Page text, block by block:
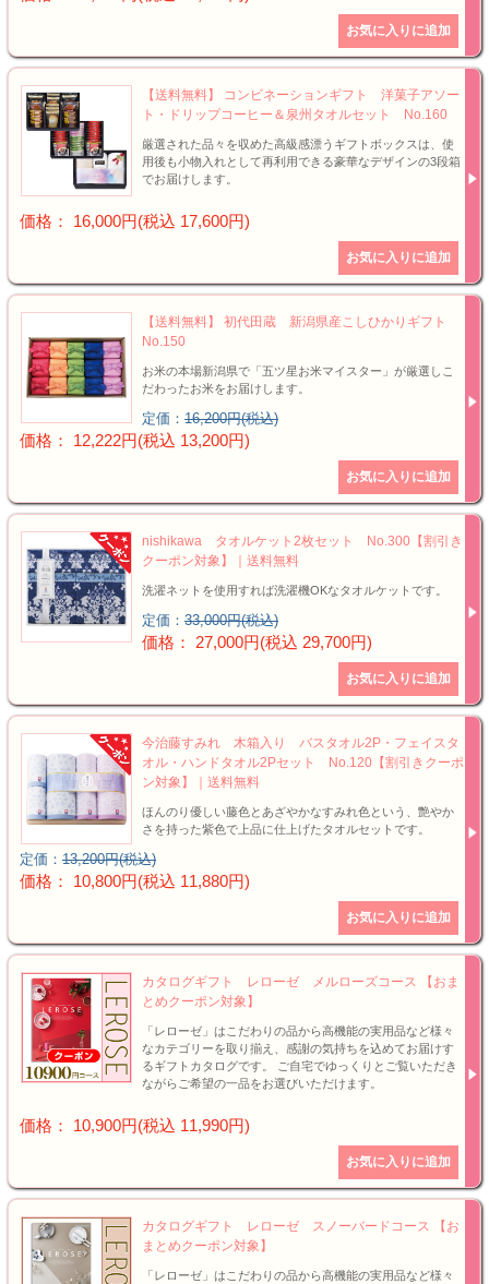
【送料無料】 コンビネーションギフト 洋菓子アソー
ト・ドリップコーヒー＆泉州タオルセット No.160
厳選された品々を収めた高級感漂うギフトボックスは、使
用後も小物入れとして再利用できる豪華なデザインの3段箱
でお届けします。
価格： 16,000円(税込 17,600円)
【送料無料】 初代田蔵 新潟県産こしひかりギフト
No.150
お米の本場新潟県で「五ツ星お米マイスター」が厳選しこ
だわったお米をお届けします。
定価： 16,200円(税込)
価格： 12,222円(税込 13,200円)
nishikawa タオルケット2枚セット No.300【割引き
クーポン対象】｜送料無料
洗濯ネットを使用すれば洗濯機OKなタオルケットです。
定価： 33,000円(税込)
価格： 27,000円(税込 29,700円)
今治藤すみれ 木箱入り バスタオル2P・フェイスタ
オル・ハンドタオル2Pセット No.120【割引きクーポ
ン対象】｜送料無料
ほんのり優しい藤色とあざやかなすみれ色という、艶やか
さを持った紫色で上品に仕上げたタオルセットです。
定価： 13,200円(税込)
価格： 10,800円(税込 11,880円)
カタログギフト レローゼ メルローズコース 【おま
とめクーポン対象】
「レローゼ」はこだわりの品から高機能の実用品など様々
なカテゴリーを取り揃え、感謝の気持ちを込めてお届けす
るギフトカタログです。 ご自宅でゆっくりとご覧いただき
ながらご希望の一品をお選びいただけます。
価格： 10,900円(税込 11,990円)
カタログギフト レローゼ スノーバードコース 【お
まとめクーポン対象】
「レローゼ」はこだわりの品から高機能の実用品など様々